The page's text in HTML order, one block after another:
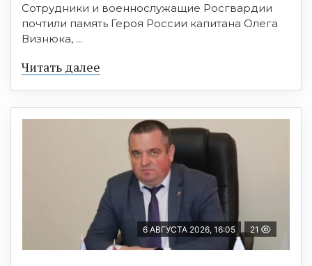
Сотрудники и военнослужащие Росгвардии
почтили память Героя России капитана Олега
Визнюка, ...
Читать далее
6 АВГУСТА 2026, 16:05 21